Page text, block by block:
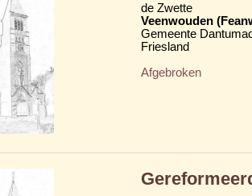
de Zwette
Veenwouden
Gemeente
Friesland
Afgebroken